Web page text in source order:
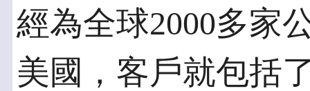
經為全球2000多家
美國，客戶就包括